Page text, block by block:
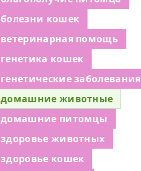
болезни кошек
ветеринарная помощь
генетика кошек
генетические заболевания
домашние животные
домашние питомцы
здоровье животных
здоровье кошек